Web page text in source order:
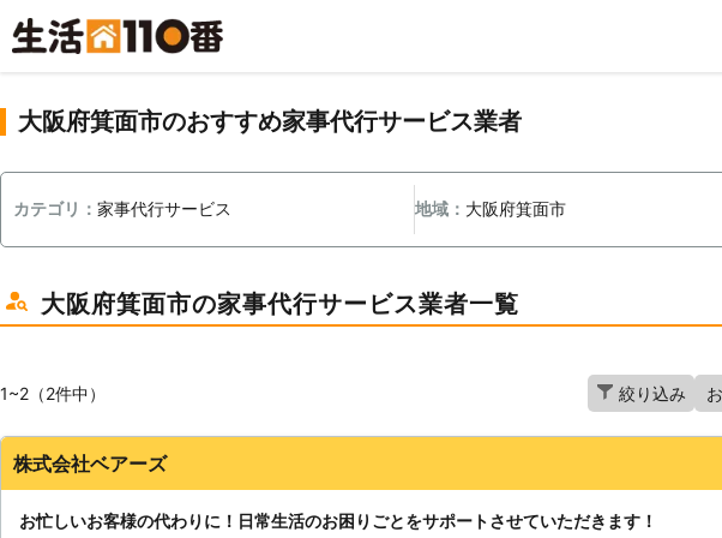
大阪府箕面市のおすすめ家事代行サービス業者
カテゴリ： 家事代行サービス 地域： 大阪府箕面市
大阪府箕面市の家事代行サービス業者一覧
1~2（2件中） 絞り込み
株式会社ベアーズ
お忙しいお客様の代わりに！日常生活のお困りごとをサポートさせていただきます！